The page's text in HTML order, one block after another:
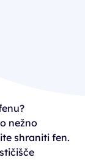
nežno
shraniti fen.